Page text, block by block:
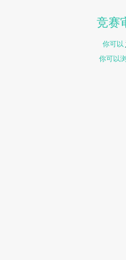
竞赛
你可以
你可以